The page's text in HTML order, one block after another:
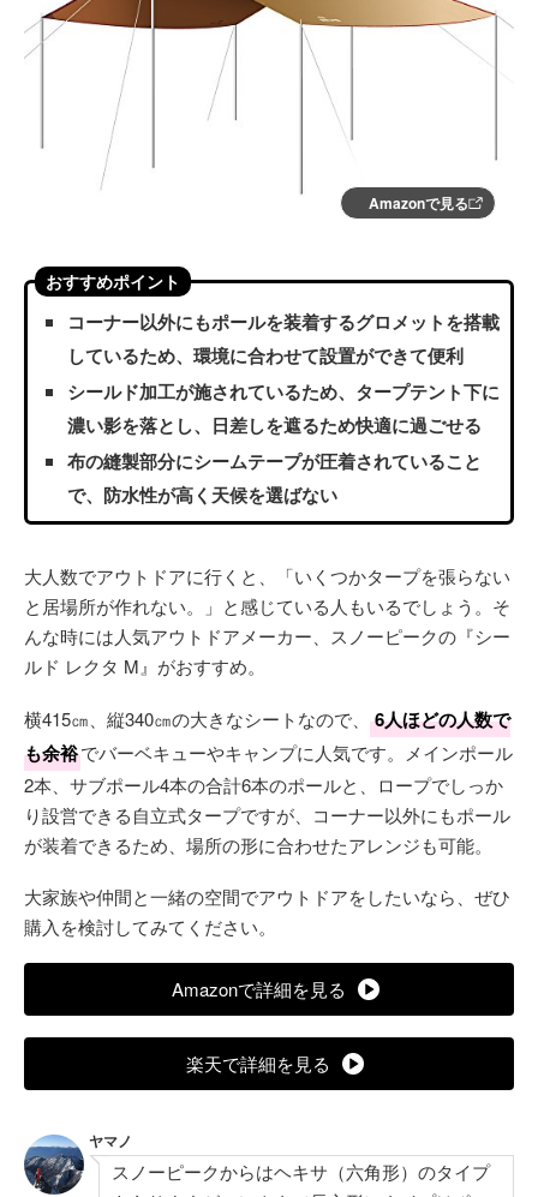
Amazonで見る
おすすめポイント
コーナー以外にもポールを装着するグロメットを搭載
しているため、環境に合わせて設置ができて便利
シールド加工が施されているため、タープテント下に
濃い影を落とし、日差しを遮るため快適に過ごせる
布の縫製部分にシームテープが圧着されていること
で、防水性が高く天候を選ばない
大人数でアウトドアに行くと、「いくつかタープを張らない
と居場所が作れない。」と感じている人もいるでしょう。そ
んな時には人気アウトドアメーカー、スノーピークの『シー
ルド レクタ M』がおすすめ。
横415㎝、縦340㎝の大きなシートなので、
6人ほどの人数で
も余裕でバーベキューやキャンプに人気です。メインポール
2本、サブポール4本の合計6本のポールと、ロープでしっか
り設営できる自立式タープですが、コーナー以外にもポール
が装着できるため、場所の形に合わせたアレンジも可能。
大家族や仲間と一緒の空間でアウトドアをしたいなら、ぜひ
購入を検討してみてください。
Amazonで詳細を見る
楽天で詳細を見る
ヤマノ
スノーピークからはヘキサ（六角形）のタイプ